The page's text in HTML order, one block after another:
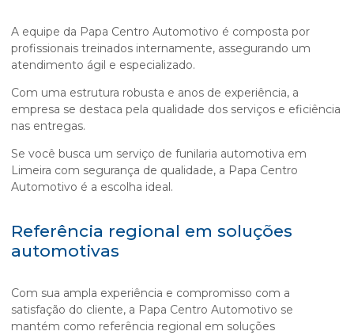
A equipe da Papa Centro Automotivo é composta por
profissionais treinados internamente, assegurando um
atendimento ágil e especializado.
Com uma estrutura robusta e anos de experiência, a
empresa se destaca pela qualidade dos serviços e eficiência
nas entregas.
Se você busca um serviço de funilaria automotiva em
Limeira com segurança de qualidade, a Papa Centro
Automotivo é a escolha ideal.
Referência regional em soluções
automotivas
Com sua ampla experiência e compromisso com a
satisfação do cliente, a Papa Centro Automotivo se
mantém como referência regional em soluções